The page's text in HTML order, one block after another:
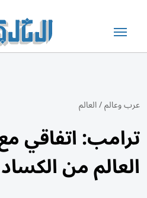
عرب وعالم/العالم
ترامب: اتفاقي
العالم من